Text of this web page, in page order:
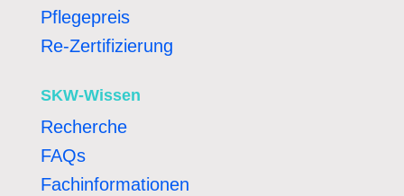
Pflegepreis
Re-Zertifizierung
SKW-Wissen
Recherche
FAQs
Fachinformationen